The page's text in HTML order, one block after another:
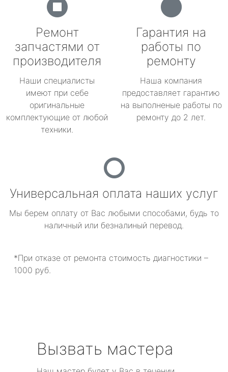
Ремонт
запчастями от
производителя
Наши специалисты
имеют при себе
оригинальные
комплектующие от любой
техники.
Гарантия на
работы по
ремонту
Наша компания
предоставляет гарантию
на выполненые работы по
ремонту до 2 лет.
Универсальная оплата наших услуг
Мы берем оплату от Вас любыми способами, будь то
наличный или безналиный перевод.
*При отказе от ремонта стоимость диагностики –
1000 руб.
Вызвать мастера